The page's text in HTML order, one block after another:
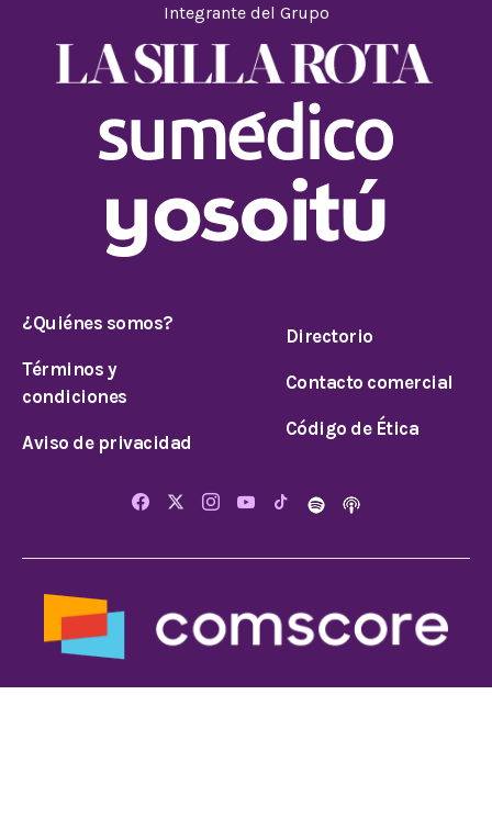
Integrante del Grupo
¿Quiénes somos?
Términos y
condiciones
Aviso de privacidad
Directorio
Contacto comercial
Código de Ética